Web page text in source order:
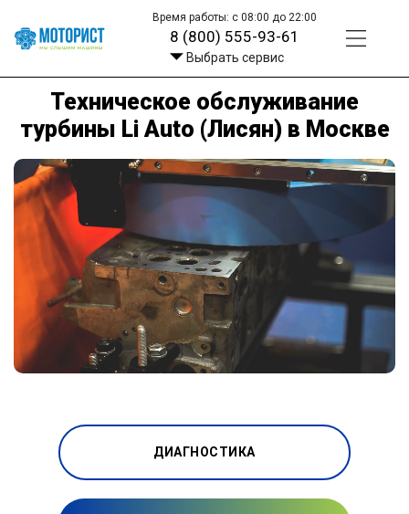
Время работы: с 08:00 до 22:00
8 (800) 555-93-61
Выбрать сервис
Техническое обслуживание
турбины Li Auto (Лисян) в Москве
ДИАГНОСТИКА